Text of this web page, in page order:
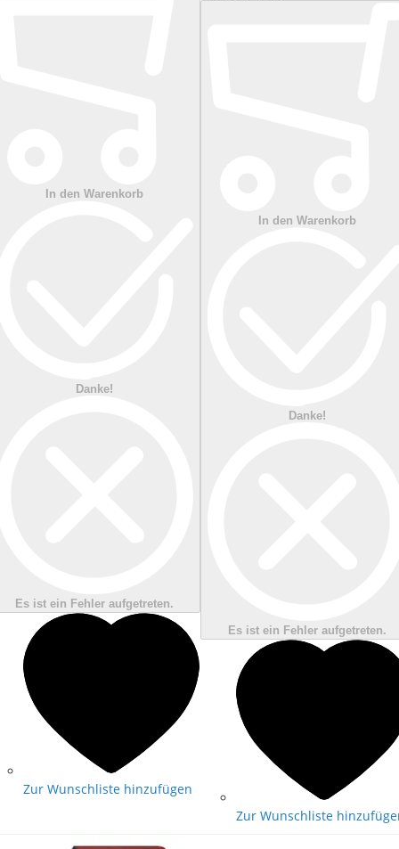
In den Warenkorb
Danke!
Es ist ein Fehler aufgetreten.
Zur Wunschliste hinzufügen
In den Warenkorb
Danke!
Es ist ein Fehler aufgetreten.
Zur Wunschliste